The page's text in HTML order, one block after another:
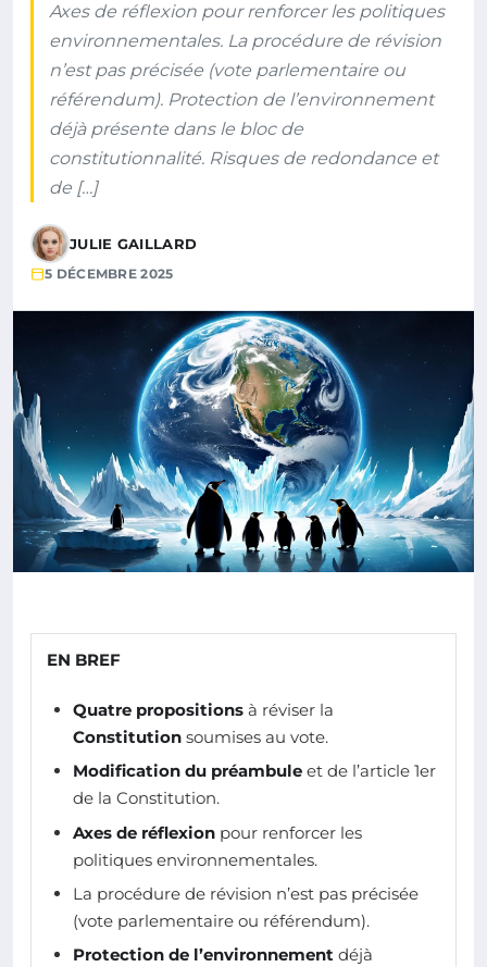
Axes de réflexion pour renforcer les politiques
environnementales. La procédure de révision
n’est pas précisée (vote parlementaire ou
référendum). Protection de l’environnement
déjà présente dans le bloc de
constitutionnalité. Risques de redondance et
de […]
JULIE GAILLARD
5 DÉCEMBRE 2025
EN BREF
Quatre propositions à réviser la
Constitution soumises au vote.
Modification du préambule et de l’article 1er
de la Constitution.
Axes de réflexion pour renforcer les
politiques environnementales.
La procédure de révision n’est pas précisée
(vote parlementaire ou référendum).
Protection de l’environnement déjà